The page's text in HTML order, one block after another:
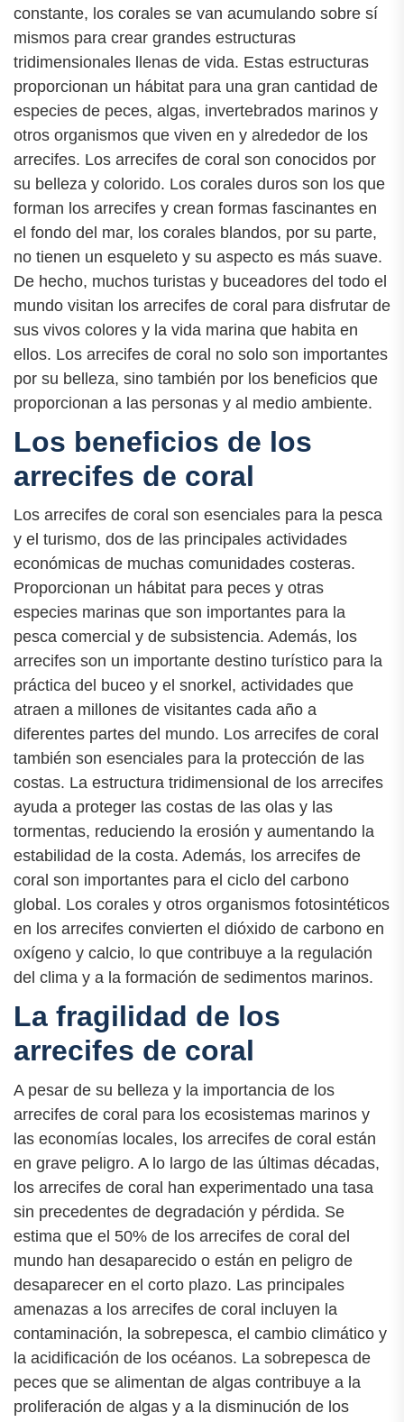
constante, los corales se van acumulando sobre sí
mismos para crear grandes estructuras
tridimensionales llenas de vida. Estas estructuras
proporcionan un hábitat para una gran cantidad de
especies de peces, algas, invertebrados marinos y
otros organismos que viven en y alrededor de los
arrecifes. Los arrecifes de coral son conocidos por
su belleza y colorido. Los corales duros son los que
forman los arrecifes y crean formas fascinantes en
el fondo del mar, los corales blandos, por su parte,
no tienen un esqueleto y su aspecto es más suave.
De hecho, muchos turistas y buceadores del todo el
mundo visitan los arrecifes de coral para disfrutar de
sus vivos colores y la vida marina que habita en
ellos. Los arrecifes de coral no solo son importantes
por su belleza, sino también por los beneficios que
proporcionan a las personas y al medio ambiente.
Los beneficios de los
arrecifes de coral
Los arrecifes de coral son esenciales para la pesca
y el turismo, dos de las principales actividades
económicas de muchas comunidades costeras.
Proporcionan un hábitat para peces y otras
especies marinas que son importantes para la
pesca comercial y de subsistencia. Además, los
arrecifes son un importante destino turístico para la
práctica del buceo y el snorkel, actividades que
atraen a millones de visitantes cada año a
diferentes partes del mundo. Los arrecifes de coral
también son esenciales para la protección de las
costas. La estructura tridimensional de los arrecifes
ayuda a proteger las costas de las olas y las
tormentas, reduciendo la erosión y aumentando la
estabilidad de la costa. Además, los arrecifes de
coral son importantes para el ciclo del carbono
global. Los corales y otros organismos fotosintéticos
en los arrecifes convierten el dióxido de carbono en
oxígeno y calcio, lo que contribuye a la regulación
del clima y a la formación de sedimentos marinos.
La fragilidad de los
arrecifes de coral
A pesar de su belleza y la importancia de los
arrecifes de coral para los ecosistemas marinos y
las economías locales, los arrecifes de coral están
en grave peligro. A lo largo de las últimas décadas,
los arrecifes de coral han experimentado una tasa
sin precedentes de degradación y pérdida. Se
estima que el 50% de los arrecifes de coral del
mundo han desaparecido o están en peligro de
desaparecer en el corto plazo. Las principales
amenazas a los arrecifes de coral incluyen la
contaminación, la sobrepesca, el cambio climático y
la acidificación de los océanos. La sobrepesca de
peces que se alimentan de algas contribuye a la
proliferación de algas y a la disminución de los